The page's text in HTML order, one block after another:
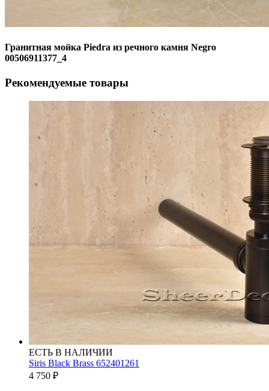
Гранитная мойка Piedra из речного камня Negro
00506911377_4
Рекомендуемые товары
ЕСТЬ В НАЛИЧИИ
Siris Black Brass 652401261
4 750 ₽